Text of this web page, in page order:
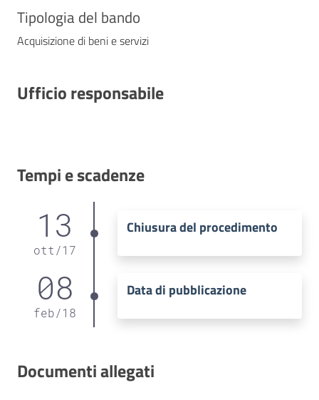
Tipologia del bando
Acquisizione di beni e servizi
Ufficio responsabile
Tempi e scadenze
13
ott /17
Chiusura del procedimento
08
feb/18
Data di pubblicazione
Documenti allegati